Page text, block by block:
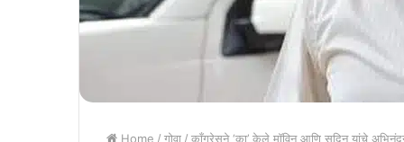
Home / गोवा / काँग्रेसने ‘का’ केले मॉविन आणि सुदिन यांचे